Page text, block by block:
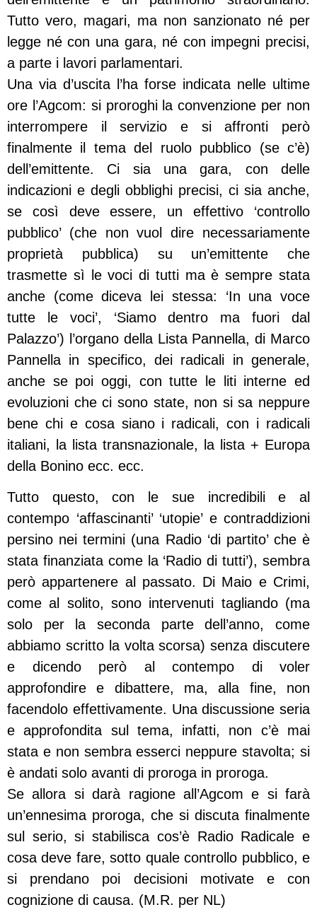
Tutto vero, magari, ma non sanzionato né per
legge né con una gara, né con impegni precisi,
a parte i lavori parlamentari.
Una via d’uscita l’ha forse indicata nelle ultime
ore l’Agcom: si proroghi la convenzione per non
interrompere il servizio e si affronti però
finalmente il tema del ruolo pubblico (se c’è)
dell’emittente. Ci sia una gara, con delle
indicazioni e degli obblighi precisi, ci sia anche,
se così deve essere, un effettivo ‘controllo
pubblico’ (che non vuol dire necessariamente
proprietà pubblica) su un’emittente che
trasmette sì le voci di tutti ma è sempre stata
anche (come diceva lei stessa: ‘In una voce
tutte le voci’, ‘Siamo dentro ma fuori dal
Palazzo’) l’organo della Lista Pannella, di Marco
Pannella in specifico, dei radicali in generale,
anche se poi oggi, con tutte le liti interne ed
evoluzioni che ci sono state, non si sa neppure
bene chi e cosa siano i radicali, con i radicali
italiani, la lista transnazionale, la lista + Europa
della Bonino ecc. ecc.
Tutto questo, con le sue incredibili e al
contempo ‘affascinanti’ ‘utopie’ e contraddizioni
persino nei termini (una Radio ‘di partito’ che è
stata finanziata come la ‘Radio di tutti’), sembra
però appartenere al passato. Di Maio e Crimi,
come al solito, sono intervenuti tagliando (ma
solo per la seconda parte dell’anno, come
abbiamo scritto la volta scorsa) senza discutere
e dicendo però al contempo di voler
approfondire e dibattere, ma, alla fine, non
facendolo effettivamente. Una discussione seria
e approfondita sul tema, infatti, non c’è mai
stata e non sembra esserci neppure stavolta; si
è andati solo avanti di proroga in proroga.
Se allora si darà ragione all’Agcom e si farà
un’ennesima proroga, che si discuta finalmente
sul serio, si stabilisca cos’è Radio Radicale e
cosa deve fare, sotto quale controllo pubblico, e
si prendano poi decisioni motivate e con
cognizione di causa. (M.R. per NL)